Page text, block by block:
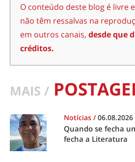
O conteúdo deste blog é livre
não têm ressalvas na
em outros canais, desde que
créditos.
MAIS /
Notícias /06.08.2026
Quando se fecha
fecha a Literatura